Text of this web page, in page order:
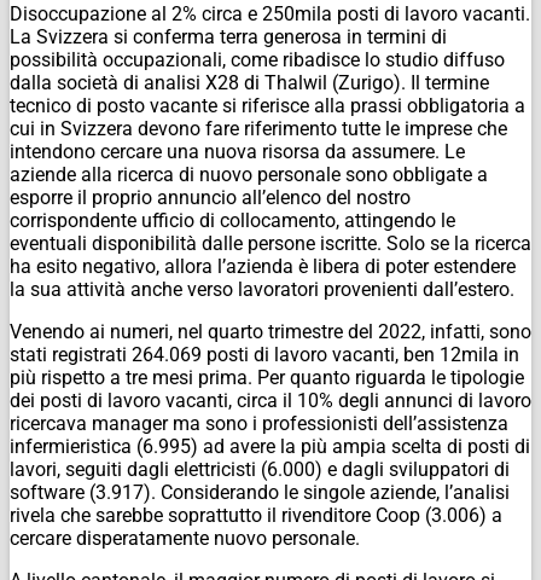
Disoccupazione al 2% circa e 250mila posti di lavoro vacanti.
La Svizzera si conferma terra generosa in termini di
possibilità occupazionali, come ribadisce lo studio diffuso
dalla società di analisi X28 di Thalwil (Zurigo). Il termine
tecnico di posto vacante si riferisce alla prassi obbligatoria a
cui in Svizzera devono fare riferimento tutte le imprese che
intendono cercare una nuova risorsa da assumere. Le
aziende alla ricerca di nuovo personale sono obbligate a
esporre il proprio annuncio all’elenco del nostro
corrispondente ufficio di collocamento, attingendo le
eventuali disponibilità dalle persone iscritte. Solo se la ricerca
ha esito negativo, allora l’azienda è libera di poter estendere
la sua attività anche verso lavoratori provenienti dall’estero.
Venendo ai numeri, nel quarto trimestre del 2022, infatti, sono
stati registrati 264.069 posti di lavoro vacanti, ben 12mila in
più rispetto a tre mesi prima. Per quanto riguarda le tipologie
dei posti di lavoro vacanti, circa il 10% degli annunci di lavoro
ricercava manager ma sono i professionisti dell’assistenza
infermieristica (6.995) ad avere la più ampia scelta di posti di
lavori, seguiti dagli elettricisti (6.000) e dagli sviluppatori di
software (3.917). Considerando le singole aziende, l’analisi
rivela che sarebbe soprattutto il rivenditore Coop (3.006) a
cercare disperatamente nuovo personale.